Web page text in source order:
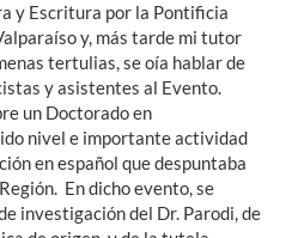
y Escritura por la Pontificia
y, más tarde mi tutor
tertulias, se oía hablar de
y asistentes al Evento.
un Doctorado en
nivel e importante actividad
en español que despuntaba
En dicho evento, se
investigación del Dr. Parodi, de